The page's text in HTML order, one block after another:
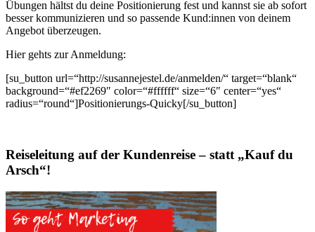
Übungen hältst du deine Positionierung fest und kannst sie ab sofort
besser kommunizieren und so passende Kund:innen von deinem
Angebot überzeugen.
Hier gehts zur Anmeldung:
[su_button url=“http://susannejestel.de/anmelden/“ target=“blank“
background=“#ef2269″ color=“#ffffff“ size=“6″ center=“yes“
radius=“round“]Positionierungs-Quicky[/su_button]
Reiseleitung auf der Kundenreise – statt „Kauf du
Arsch“!